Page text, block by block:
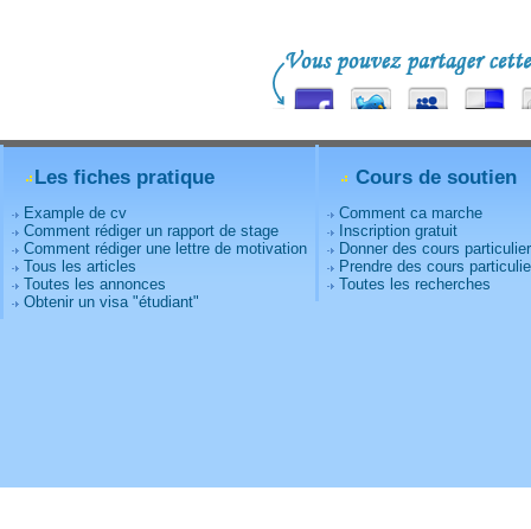
Les fiches pratique
Example de cv
Comment rédiger un rapport de stage
Comment rédiger une lettre de motivation
Tous les articles
Toutes les annonces
Obtenir un visa "étudiant"
Cours de soutien
Comment ca marche
Inscription gratuit
Donner des cours
Prendre des cours
Toutes les recherches